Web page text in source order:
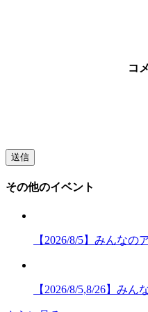
コ
その他のイベント
【2026/8/5】みんなの
【2026/8/5,8/26】み